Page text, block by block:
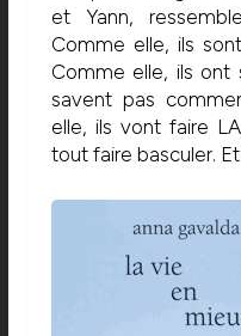
et Yann,
Comme elle, ils
Comme elle, ils ont
savent pas
elle, ils vont faire
tout faire basculer.